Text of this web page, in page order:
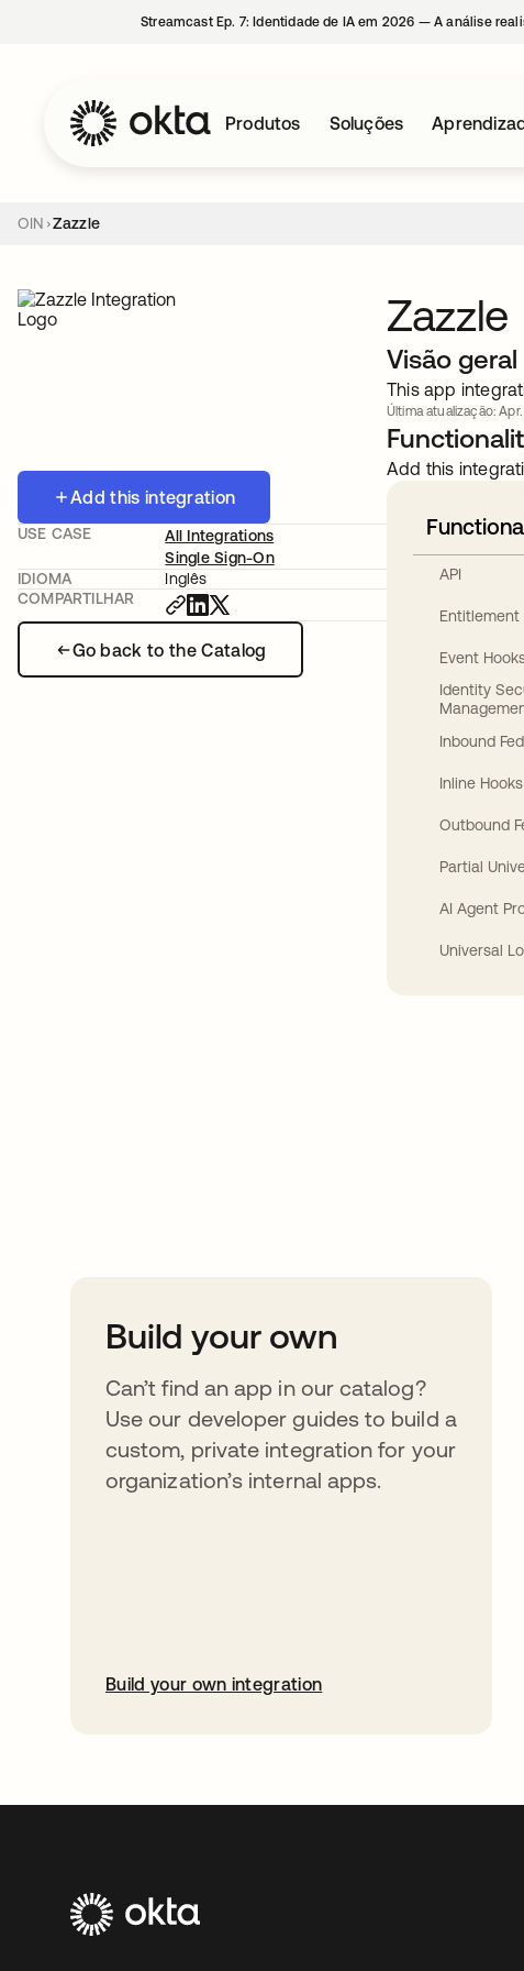
Streamcast Ep. 7: Identidade de IA em 2026 — A análise
Produtos Soluções
OIN Zazzle
Add this integration
Go back to the Catalog
USE CASE
All Integrations
Single Sign-On
IDIOMA
Inglês
COMPARTILHAR
Zazzle
Visão geral
This app
Última atualização: Apr.
Add this
API
Event
Identity
Inbound
Inline Hooks
Outbound
Partial
AI Agent
Universal
Build your own
Can’t find an app in our catalog?
Use our developer guides to build a
custom, private integration for your
organization’s internal apps.
Build your own integration